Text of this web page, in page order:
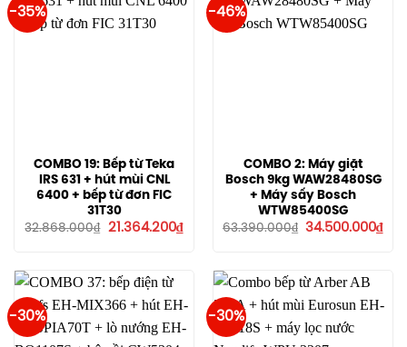
-35%
COMBO 19: Bếp từ Teka
IRS 631 + hút mùi CNL
6400 + bếp từ đơn FIC
31T30
32.868.000₫
Giá
21.364.200₫Giá
hiện
21.364.200₫.
-46%
COMBO 2: Máy giặt
Bosch 9kg WAW28480SG
+ Máy sấy Bosch
WTW85400SG
63.390.000₫ Giá
34.500.000₫Giá
-30% -30%